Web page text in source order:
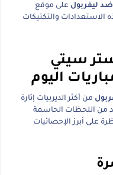
ليفربول على موقع
الاستعدادات والتكتيكات
سيتي
اليوم
من أكثر الديربيات إثارة
من اللحظات الحاسمة
على أبرز الإحصائيات